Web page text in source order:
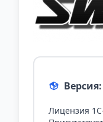
Версия:
Лицензия